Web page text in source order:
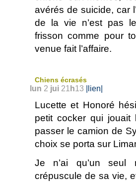
avérés de suicide, car
de la vie n’est pas
frisson comme pour
venue fait l’affaire.
Chiens écrasés
lun 2 jui 21 h13 |lien|
Lucette et Honoré
petit cocker qui
passer le camion de
choix se porta sur
Je n’ai qu’un seul
crépuscule de sa vie,